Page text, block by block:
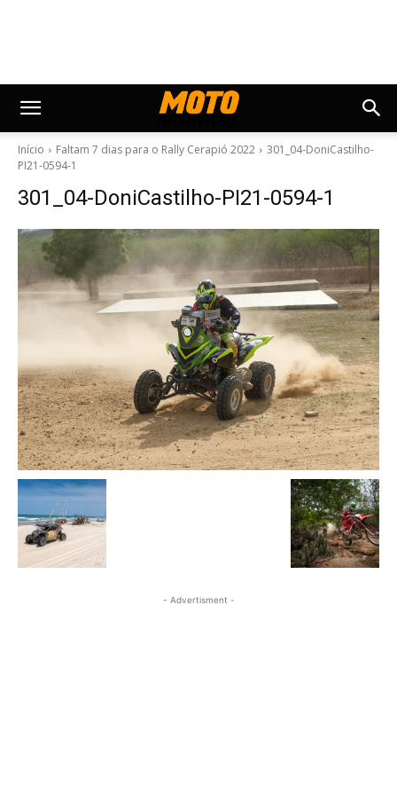
Início Faltam 7 dias para o Rally Cerapió 2022
301_04-DoniCastilho-
PI21-0594-1
301_04-DoniCastilho-PI21-0594-1
- Advertisment -